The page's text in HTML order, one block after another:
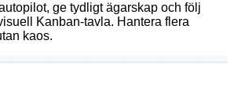
ge tydligt ägarskap och följ
Kanban-tavla. Hantera flera
kaos.